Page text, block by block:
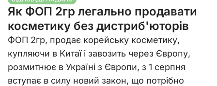
Як ФОП 2гр легально продавати
косметику без дистриб'юторів
ФОП 2гр, продає корейську косметику,
купляючи в Китаї і завозить через Європу,
розмитнює в Україні з Європи, з 1 серпня
вступає в силу новий закон, що потрібно